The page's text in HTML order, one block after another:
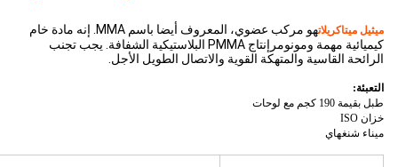
ميثيل ميتاكريلات
هو مركب عضوي، المعروف أيضا باسم MMA. إنه مادة خام
كيميائية مهمة ومونومر
إنتاج PMMA البلاستيكية الشفافة. يجب تجنب
الرائحة القاسية والمتهكة القوية والاتصال الطويل الأجل.
التعبئة:
طبل بقيمة 190 كجم مع لوحات
خزان ISO
ميناء شنغهاي